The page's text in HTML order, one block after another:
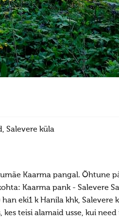
Salevere küla
Kaarma pangal. Õhtune
Kaarma pank - Salevere
han eki1 k Hanila khk, Salevere
kes teisi alamaid usse, kui